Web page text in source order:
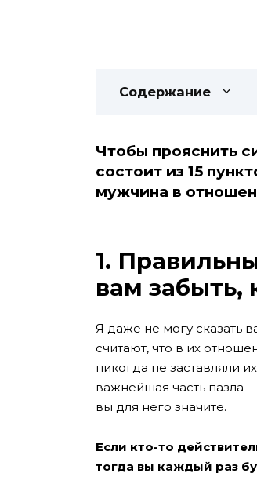
Содержание
Чтобы прояснить
состоит из 15
мужчина в
1.
вам забыть,
Я даже не могу сказать
считают, что в их
никогда не заставляли
важнейшая часть пазла
вы для него значите.
Если кто-то
тогда вы каждый раз